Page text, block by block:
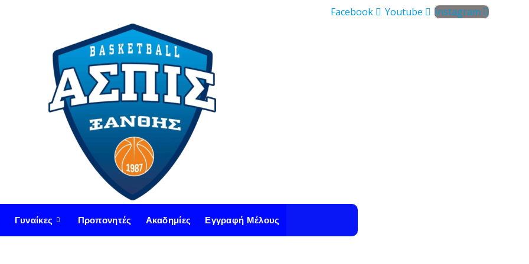
Facebook Youtube Instagram
Γυναίκες Προπονητές Ακαδημίες Εγγραφή Μέλους